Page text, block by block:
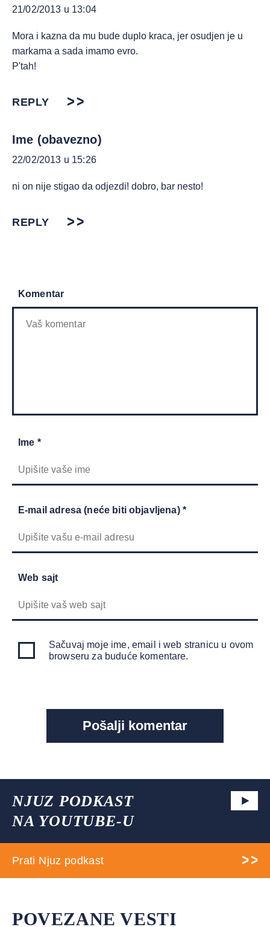
21/02/2013 u 13:04
Mora i kazna da mu bude duplo kraca, jer osudjen je u
markama a sada imamo evro.
P'tah!
REPLY
Ime (obavezno)
22/02/2013 u 15:26
ni on nije stigao da odjezdi! dobro, bar nesto!
REPLY
Komentar
Ime *
E-mail adresa (neće biti objavljena) *
Web sajt
Sačuvaj moje ime, email i web stranicu u ovom
browseru za buduće komentare.
NJUZ PODKAST
NA YOUTUBE-U
Prati Njuz podkast
POVEZANE VESTI